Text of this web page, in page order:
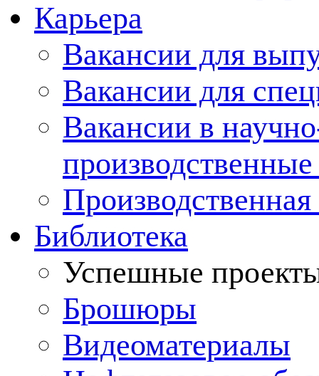
Карьера
Вакансии для
Вакансии для
Вакансии в
Производственная
Библиотека
Успешные
Брошюры
Видеоматериалы